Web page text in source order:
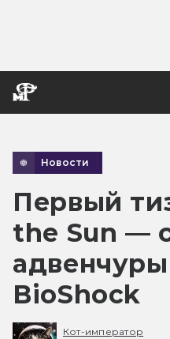
Новости
Первый
the Sun —
BioShock
Кот-император